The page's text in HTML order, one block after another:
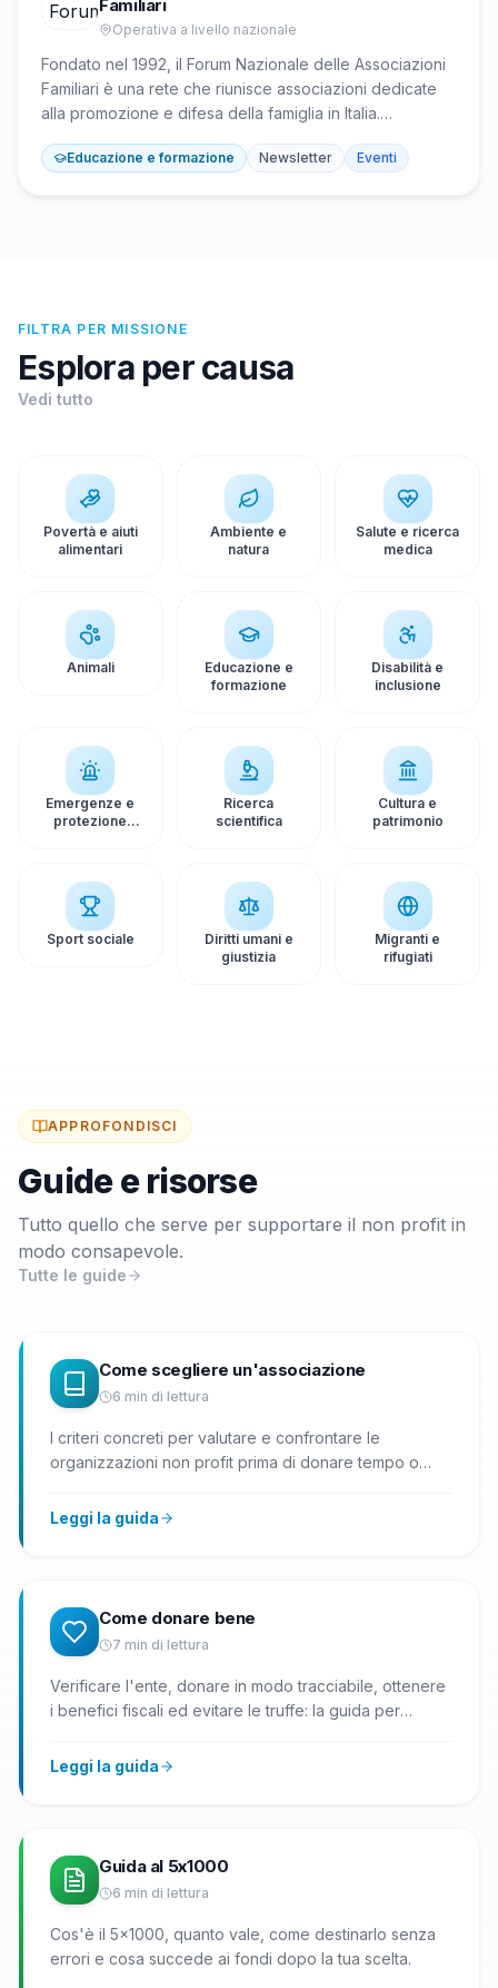
promozione della pace.
Familiari
Operativa a livello nazionale
Fondato nel 1992, il Forum Nazionale delle Associazioni
Familiari è una rete che riunisce associazioni dedicate
alla promozione e difesa della famiglia in Italia.
regionali e 582 associazioni locali, rappresenta circa 4
Educazione e formazione Newsletter Eventi
FILTRA PER MISSIONE
Esplora per causa
Vedi tutto
Povertà e aiuti
alimentari
Ambiente e
natura
Salute e ricerca
medica
Animali
Educazione e
formazione
Disabilità e
inclusione
Emergenze e
protezione
Ricerca
scientifica
Cultura e
patrimonio
Sport sociale
Diritti umani e
giustizia
Migranti e
rifugiati
APPROFONDISCI
Guide e risorse
Tutto quello che serve per supportare il non profit in
modo consapevole.
Tutte le guide
Come scegliere un'associazione
6 min di lettura
I criteri concreti per valutare e confrontare le
organizzazioni non profit prima di donare tempo o
Leggi la guida
Come donare bene
7 min di lettura
Verificare l'ente, donare in modo tracciabile, ottenere
i benefici fiscali ed evitare le truffe: la guida per
Leggi la guida
Guida al 5x1000
6 min di lettura
Cos'è il 5x1000, quanto vale, come destinarlo senza
errori e cosa succede ai fondi dopo la tua scelta.